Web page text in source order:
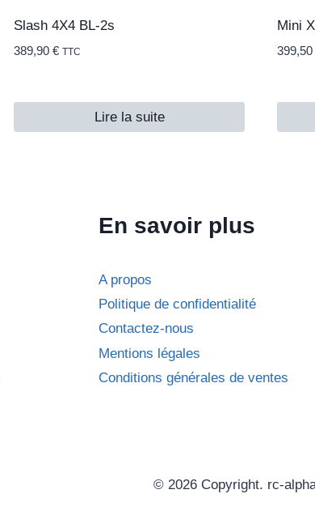
Slash 4X4 BL-2s
389,90 € TTC
Lire la suite
Mini
399,50
la
En savoir plus
A propos
Politique de confidentialité
Contactez-nous
Mentions légales
Conditions générales de ventes
© 2026 Copyright. rc-